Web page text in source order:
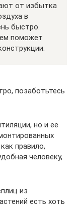
от избытка
в
быстро.
поможет
позаботьтесь
но и ее
правило,
человеку,
из
есть хоть